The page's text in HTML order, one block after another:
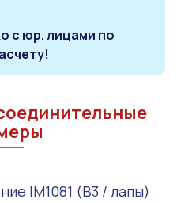
с юр. лицами по
IM1081 (B3 / лапы)